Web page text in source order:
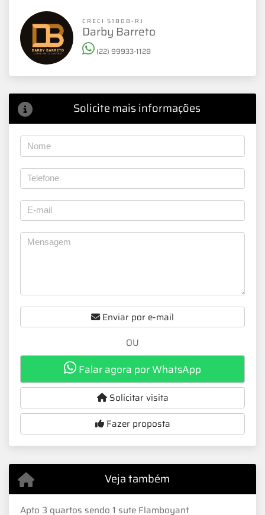
CRECI 51808-RJ
Darby Barreto
(22) 99933-1128
Solicite mais informações
Enviar por e-mail
OU
Falar agora por WhatsApp
Solicitar visita
Fazer proposta
Veja também
Apto 3 quartos sendo 1 sute Flamboyant